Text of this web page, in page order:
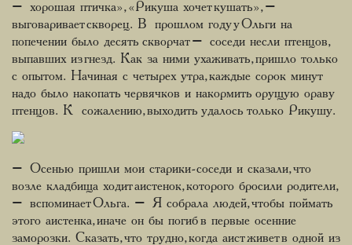
– хорошая птичка», «Рикуша хочет кушать», –
выговаривает скворец. В прошлом году у Ольги на
попечении было десять скворчат – соседи несли птенцов,
выпавших из гнезд. Как за ними ухаживать, пришло только
с опытом. Начиная с четырех утра, каждые сорок минут
надо было накопать червячков и накормить орущую ораву
птенцов. К сожалению, выходить удалось только Рикушу.
– Осенью пришли мои старики-соседи и сказали, что
возле кладбища ходит аистенок, которого бросили родители,
– вспоминает Ольга. – Я собрала людей, чтобы поймать
этого аистенка, иначе он бы погиб в первые осенние
заморозки. Сказать, что трудно, когда аист живет в одной из